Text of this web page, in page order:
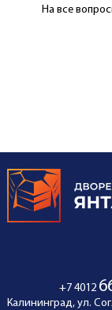
На все
+7 4012
Калининград, ул.